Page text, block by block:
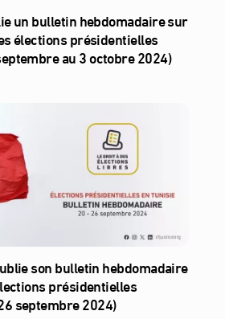
un bulletin hebdomadaire sur
élections présidentielles
au 3 octobre 2024)
son bulletin hebdomadaire
présidentielles
septembre 2024)